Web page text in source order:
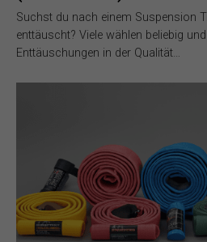
Suchst du nach einem Suspension
enttäuscht? Viele wählen beliebig
Enttäuschungen in der Qualität…